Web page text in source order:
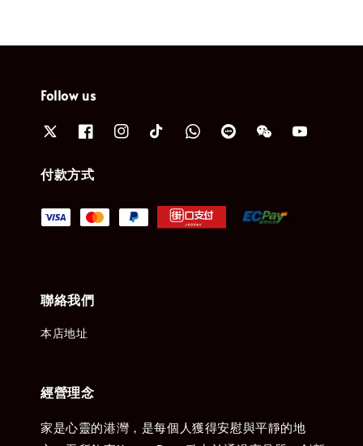
Follow us
付款方式
聯絡我們
本店地址
經營理念
家是心靈的港灣，是每個人獲得安慰與平靜的地